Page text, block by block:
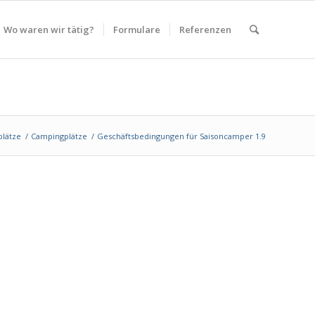
Wo waren wir tätig? Formulare Referenzen
/ Campingplätze / Geschäftsbedingungen für Saisoncamper 1.9